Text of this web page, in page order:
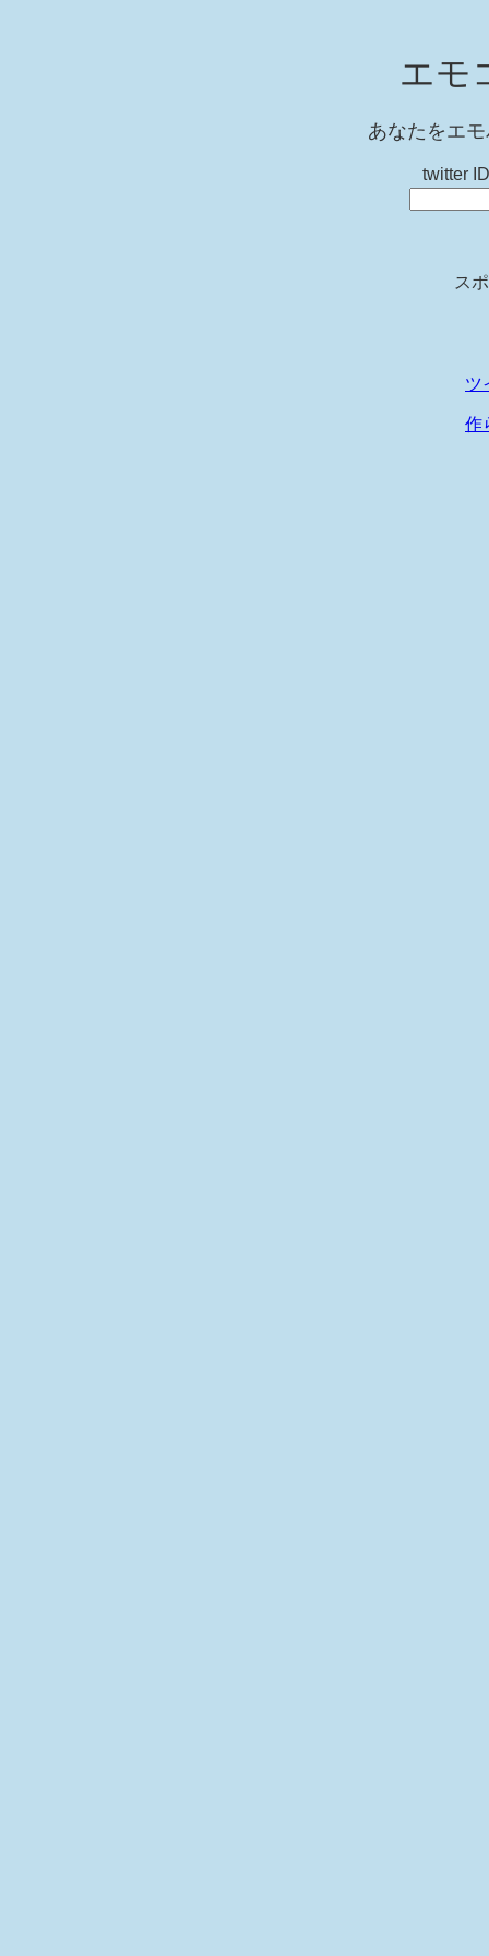
エモ
あなたをエ
twitter
ス
ツ
作